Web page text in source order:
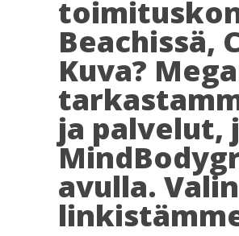
Beachissä,
Kuva?
ja palvelut,
avulla.